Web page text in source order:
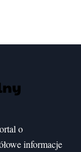
o
informacje